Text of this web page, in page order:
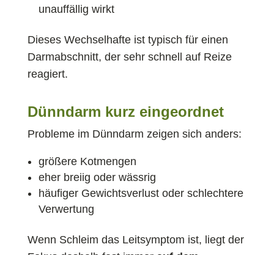
unauffällig wirkt
Dieses Wechselhafte ist typisch für einen
Darmabschnitt, der sehr schnell auf Reize
reagiert.
Dünndarm kurz eingeordnet
Probleme im Dünndarm zeigen sich anders:
größere Kotmengen
eher breiig oder wässrig
häufiger Gewichtsverlust oder schlechtere
Verwertung
Wenn Schleim das Leitsymptom ist, liegt der